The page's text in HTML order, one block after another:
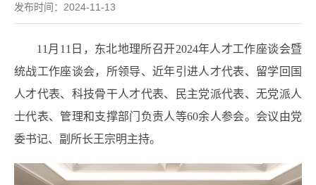
发布时间：2024-11-13
11 月 11 日，东北地理所召开2024年人才工作座谈会暨
统战工作座谈会， 所领导、近年引进人才代表、留学回国
人才代表、科技骨干人才代表、民主党派代表、无党派人
士代表、管理和支撑部门负责人等60余人参会。会议由党
委书记、副所长王宗明主持。